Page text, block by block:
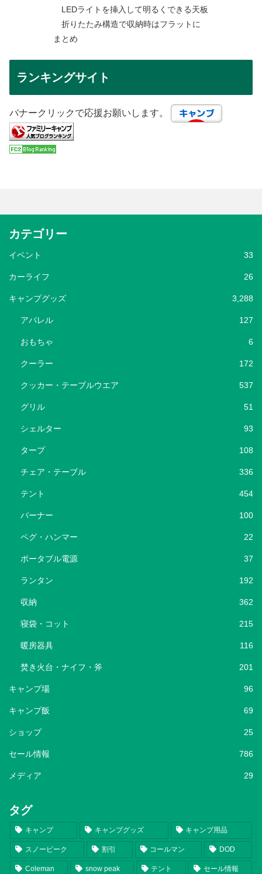
LEDライトを挿入して明るくできる天板
折りたたみ構造で収納時はフラットに
まとめ
ランキングサイト
バナークリックで応援お願いします。
カテゴリー
イベント 33
カーライフ 26
キャンプグッズ 3,288
アパレル 127
おもちゃ 6
クーラー 172
クッカー・テーブルウエア 537
グリル 51
シェルター 93
タープ 108
チェア・テーブル 336
テント 454
バーナー 100
ペグ・ハンマー 22
ポータブル電源 37
ランタン 192
収納 362
寝袋・コット 215
暖房器具 116
焚き火台・ナイフ・斧 201
キャンプ場 96
キャンプ飯 69
ショップ 25
セール情報 786
メディア 29
タグ
キャンプ キャンプグッズ キャンプ用品
スノーピーク 割引 コールマン DOD
Coleman snow peak テント セール情報